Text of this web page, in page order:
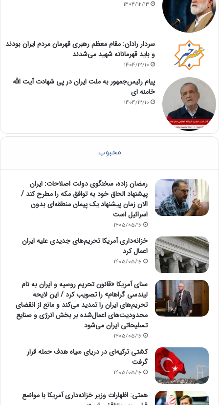
1404/12/13
سردار رادان: مقام معظم رهبری قهرمان مردم ایران بودند
و باید قهرمانانه شهید می‌شدند
1404/12/10
پیام رئیس‌جمهور به ملت ایران در پی شهادت آیت الله
خامنه ای
1404/12/10
محبوب
رمضان زاده، سخنگوی دولت اصلاحات: ایران
پیشنهاد الحاق خود به توافق مکه را مطرح کند /
الان زمان پیشنهاد یک پیمان منطقه‌ای بدون
اسرائیل است
1405/05/16
خزانه‌داری آمریکا تحریم‌های جدیدی علیه ایران
اعمال کرد
1405/05/16
سنای آمریکا «قانون تحریم روسیه و ایران به نام
لیندسی گراهام» را تصویب کرد / این لایحه
تحریم‌های ایران را تمدید می‌کند و مانع از انقضای
محدودیت‌های اعمال‌شده بر بخش انرژی و صنایع
تسلیحاتی ایران می‌شود
1405/05/16
کشتی ترکیه‌ای در دریای سیاه هدف حمله قرار
گرفت
1405/05/16
همتی: اظهارات وزیر خزانه‌داری آمریکا با مواضع